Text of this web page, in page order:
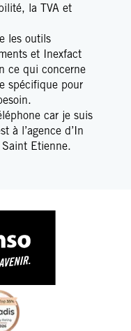
la TVA et
les outils
et Inexfact
ce qui concerne
spécifique pour
car je suis
à l’agence d’In
Saint Etienne.